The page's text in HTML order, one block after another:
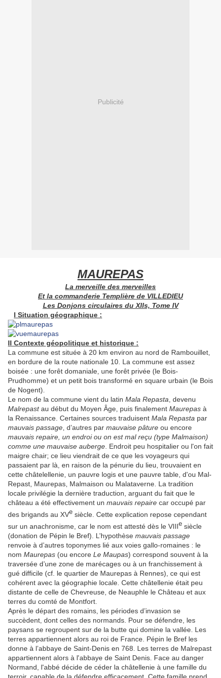
Publicité
MAUREPAS
La merveille des merveilles
Et la commanderie Templière de VILLEDIEU
Les Donjons circulaires du XIIs, Tome IV
I Situation géographique :
II Contexte géopolitique et historique :
La commune est située à 20 km environ au nord de Rambouillet,
en bordure de la route nationale 10. La commune est assez
boisée : une forêt domaniale, une forêt privée (le Bois-
Prudhomme) et un petit bois transformé en square urbain (le Bois
de Nogent).
Le nom de la commune vient du latin Mala Repasta , devenu
Malrepastau début du Moyen Âge, puis finalement Maurepas à
la Renaissance. Certaines sources traduisent Mala Repasta par
mauvais passage , d’autres par mauvaise pâture ou encore
mauvais repaire, un endroi ou on est mal reçu (type Malmaison)
comme une mauvaise auberge . Endroit peu hospitalier ou l'on fait
maigre chair; ce lieu viendrait de ce que les voyageurs qui
passaient par là, en raison de la pénurie du lieu, trouvaient en
cette châtelellenie, un pauvre logis et une pauvre table, d'ou Mal-
Repast, Maurepas, Malmaison ou Malataverne. La tradition
locale privilégie la dernière traduction, arguant du fait que le
château a été effectivement un mauvais repaire car occupé par
des brigands au XVe siècle. Cette explication repose cependant
sur un anachronisme, car le nom est attesté dès le VIIIe siècle
(donation de Pépin le Bref). L’hypothèse mauvais passage
renvoie à d’autres toponymes lié aux voies gallo-romaines : le
nom Maurepas (ou encore Le Maupas) correspond souvent à la
traversée d’une zone de marécages ou à un franchissement à
gué difficile (cf. le quartier de Maurepas à Rennes), ce qui est
cohérent avec la géographie locale. Cette châtellenie était peu
distante de celle de Chevreuse, de Neauphle le Château et aux
terres du comté de Montfort.
Après le départ des romains, les périodes d’invasion se
succèdent, dont celles des normands. Pour se défendre, les
paysans se regroupent sur de la butte qui domine la vallée. Les
terres appartiennent alors au roi de France. Pépin le Bref les
donne à l’abbaye de Saint-Denis en 768. Les terres de Malrepast
appartiennent alors à l'abbaye de Saint Denis. Face au danger
Normand, l'abbé décide de céder la châtellenie à une famille du
terroir, capable de la défendre efficacement. Cette famille prend